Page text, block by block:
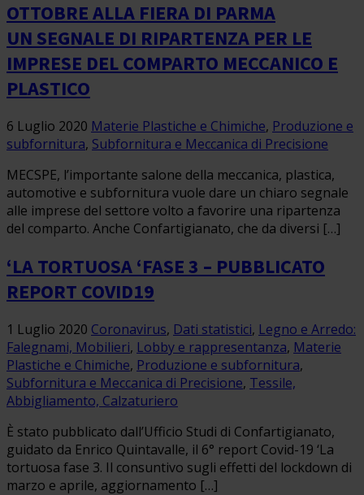
OTTOBRE ALLA FIERA DI PARMA
UN SEGNALE DI RIPARTENZA PER LE
IMPRESE DEL COMPARTO MECCANICO E
PLASTICO
6 Luglio 2020 Materie Plastiche e Chimiche, Produzione e
subfornitura, Subfornitura e Meccanica di Precisione
MECSPE, l’importante salone della meccanica, plastica,
automotive e subfornitura vuole dare un chiaro segnale
alle imprese del settore volto a favorire una ripartenza
del comparto. Anche Confartigianato, che da diversi […]
‘LA TORTUOSA ‘FASE 3 – PUBBLICATO
REPORT COVID19
1 Luglio 2020 Coronavirus, Dati statistici, Legno e Arredo:
Falegnami, Mobilieri, Lobby e rappresentanza, Materie
Plastiche e Chimiche, Produzione e subfornitura,
Subfornitura e Meccanica di Precisione, Tessile,
Abbigliamento, Calzaturiero
È stato pubblicato dall’Ufficio Studi di Confartigianato,
guidato da Enrico Quintavalle, il 6° report Covid-19 ‘La
tortuosa fase 3. Il consuntivo sugli effetti del lockdown di
marzo e aprile, aggiornamento […]